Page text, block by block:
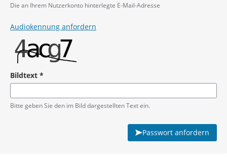
Pflichtangabe
Die an Ihrem Nutzerkonto hinterlegte E-Mail-Adresse
Audiokennung anfordern
Bildtext *
Pflichtangabe
Bitte geben Sie den im Bild dargestellten Text ein.
Passwort anfordern